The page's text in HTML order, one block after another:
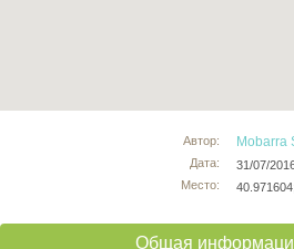
Автор:
Дата:
Место:
Mobarra
31/07/
Общая